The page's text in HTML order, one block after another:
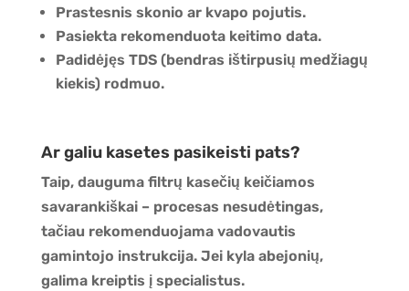
Prastesnis skonio ar kvapo pojutis.
Pasiekta rekomenduota keitimo data.
Padidėjęs TDS (bendras ištirpusių medžiagų
kiekis) rodmuo.
Ar galiu kasetes pasikeisti pats?
Taip, dauguma filtrų kasečių keičiamos
savarankiškai – procesas nesudėtingas,
tačiau rekomenduojama vadovautis
gamintojo instrukcija. Jei kyla abejonių,
galima kreiptis į specialistus.